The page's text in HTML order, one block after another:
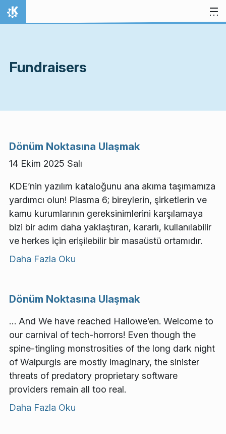
İçeriğe atla
Ana Sayfa
Fundraisers
Dönüm Noktasına Ulaşmak
14 Ekim 2025 Salı
KDE’nin yazılım kataloğunu ana akıma taşımamıza
yardımcı olun! Plasma 6; bireylerin, şirketlerin ve
kamu kurumlarının gereksinimlerini karşılamaya
bizi bir adım daha yaklaştıran, kararlı, kullanılabilir
ve herkes için erişilebilir bir masaüstü ortamıdır.
Daha Fazla Oku
Dönüm Noktasına Ulaşmak
… And We have reached Hallowe’en. Welcome to
our carnival of tech-horrors! Even though the
spine-tingling monstrosities of the long dark night
of Walpurgis are mostly imaginary, the sinister
threats of predatory proprietary software
providers remain all too real.
Daha Fazla Oku